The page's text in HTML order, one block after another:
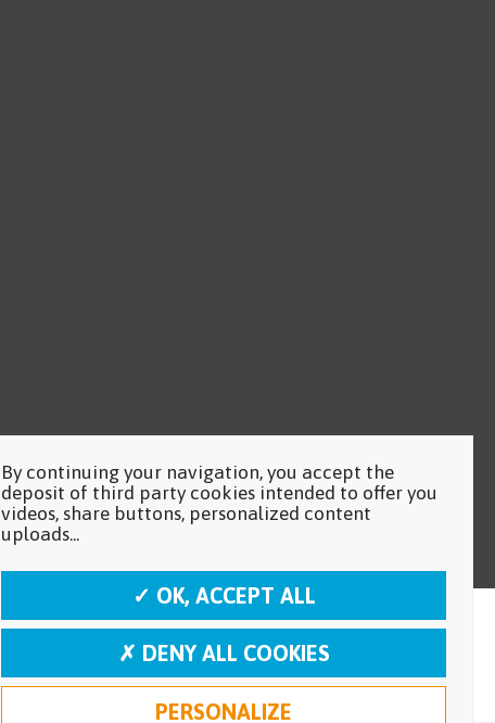
By continuing your navigation, you accept the
deposit of third party cookies intended to offer you
videos, share buttons, personalized content
uploads...
✓ OK, ACCEPT ALL
✗ DENY ALL COOKIES
PERSONALIZE